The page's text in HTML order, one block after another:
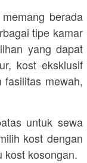
berada
tipe kamar
yang dapat
kost eksklusif
mewah,
untuk sewa
kost dengan
kost kosongan.